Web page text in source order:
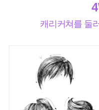
캐리커쳐를 둘